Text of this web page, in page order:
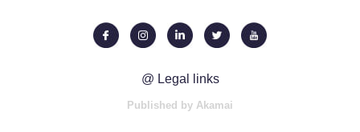
@ Legal links
Published by Akamai